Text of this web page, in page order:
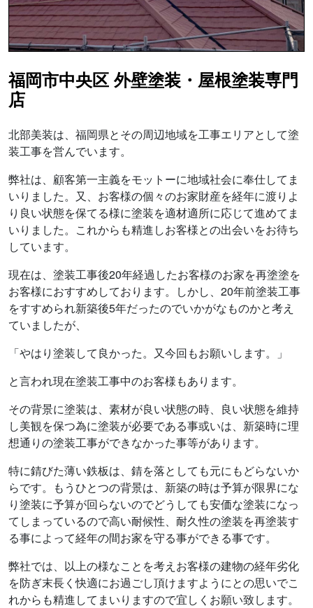
福岡市中央区 外壁塗装・屋根塗装専門
店
北部美装は、福岡県とその周辺地域を工事エリアとして塗
装工事を営んでいます。
弊社は、顧客第一主義をモットーに地域社会に奉仕してま
いりました。又、お客様の個々のお家財産を経年に渡りよ
り良い状態を保てる様に塗装を適材適所に応じて進めてま
いりました。これからも精進しお客様との出会いをお待ち
しています。
現在は、塗装工事後20年経過したお客様のお家を再塗塗を
お客様におすすめしております。しかし、20年前塗装工事
をすすめられ新築後5年だったのでいかがなものかと考え
ていましたが、
「やはり塗装して良かった。又今回もお願いします。」
と言われ現在塗装工事中のお客様もあります。
その背景に塗装は、素材が良い状態の時、良い状態を維持
し美観を保つ為に塗装が必要である事或いは、新築時に理
想通りの塗装工事ができなかった事等があります。
特に錆びた薄い鉄板は、錆を落としても元にもどらないか
らです。もうひとつの背景は、新築の時は予算が限界にな
り塗装に予算が回らないのでどうしても安価な塗装になっ
てしまっているので高い耐候性、耐久性の塗装を再塗装す
る事によって経年の間お家を守る事ができる事です。
弊社では、以上の様なことを考えお客様の建物の経年劣化
を防ぎ末長く快適にお過ごし頂けますようにとの思いでこ
れからも精進してまいりますので宜しくお願い致します。